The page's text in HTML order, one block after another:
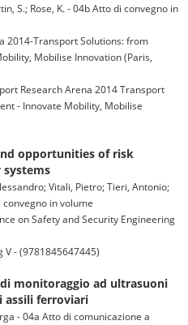
S.; Rose, K. - 04b Atto di convegno in
2014-Transport Solutions: from
Mobilise Innovation (Paris,
Research Arena 2014 Transport
- Innovate Mobility, Mobilise
opportunities of risk
systems
Vitali, Pietro; Tieri, Antonio;
convegno in volume
on Safety and Security Engineering
- (9781845647445)
di monitoraggio ad ultrasuoni
assili ferroviari
- 04a Atto di comunicazione a